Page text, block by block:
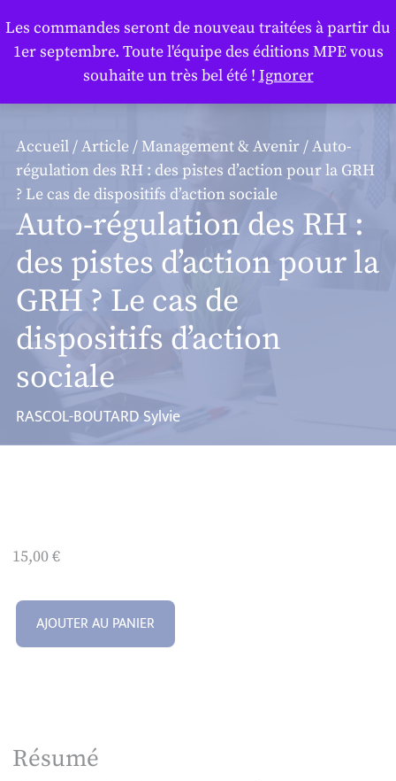
Accueil/Article/ Management & Avenir/ Auto-
régulation des RH : des pistes d’action pour la GRH
? Le cas de dispositifs d’action sociale
Auto-régulation des RH :
des pistes d’action pour la
GRH ? Le cas de
dispositifs d’action
sociale
RASCOL-BOUTARD Sylvie
15,00€
AJOUTER AU PANIER
Résumé
Les commandes seront de nouveau traitées à partir du
1er septembre. Toute l'équipe des éditions MPE vous
souhaite un très bel été ! Ignorer